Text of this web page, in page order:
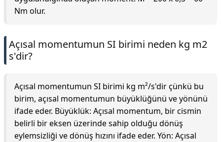
Nm olur.
Açısal momentumun SI birimi neden kg m2
s'dir?
Açısal momentumun SI birimi kg m²/s'dir çünkü bu
birim, açısal momentumun büyüklüğünü ve yönünü
ifade eder. Büyüklük: Açısal momentum, bir cismin
belirli bir eksen üzerinde sahip olduğu dönüş
eylemsizliği ve dönüş hızını ifade eder. Yön: Açısal